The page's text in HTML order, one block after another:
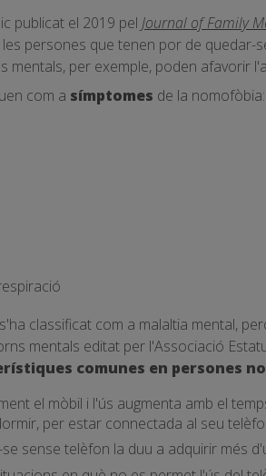
publicat el 2019 pel Journal of Family
persones que tenen por de quedar-
mentals, per exemple, poden afavorir
com a símptomes de la nomofòbia:
classificat com a malaltia mental,
mentals editat per l'Associació
comunes en persones
el mòbil i l'ús augmenta amb el
per estar connectada al seu
sense telèfon la duu a adquirir més